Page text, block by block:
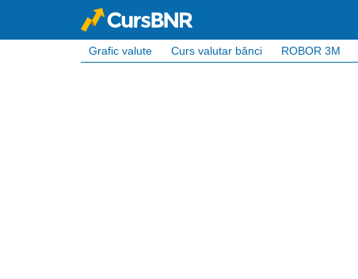
Grafic valute Curs valutar bănci ROBOR 3M